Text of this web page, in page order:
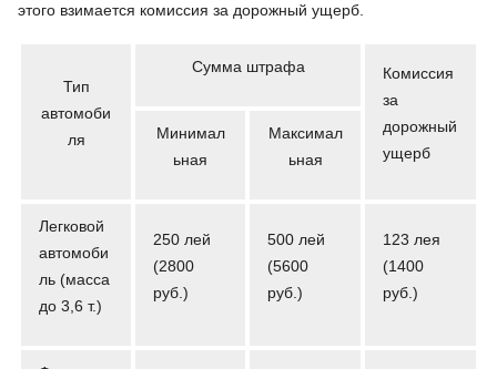
этого взимается комиссия за дорожный ущерб.
Тип
автомоби
ля
Сумма штрафа
Комиссия
за
дорожный
ущерб
Минимал
ьная
Максимал
ьная
Легковой
автомоби
ль (масса
до 3,6 т.)
250 лей
(2800
руб.)
500 лей
(5600
руб.)
123 лея
(1400
руб.)